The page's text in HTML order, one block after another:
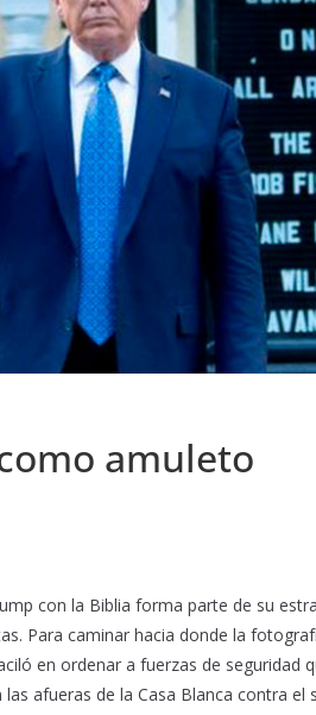
amuleto
con la Biblia forma parte de su
Para caminar hacia donde la
en ordenar a fuerzas de seguridad
afueras de la Casa Blanca contra el